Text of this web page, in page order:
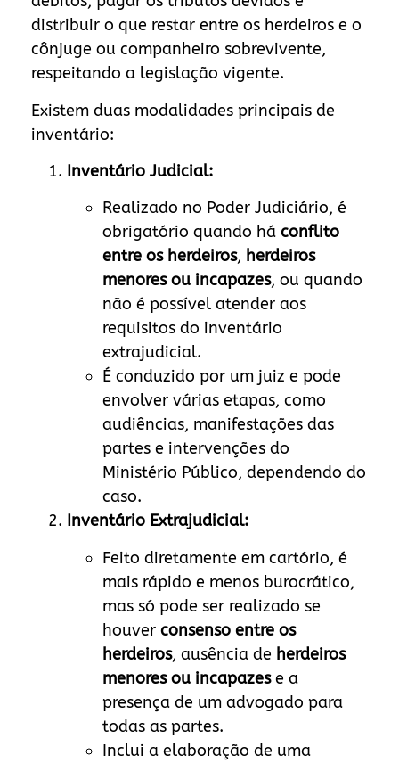
distribuir o que restar entre os herdeiros e o
cônjuge ou companheiro sobrevivente,
respeitando a legislação vigente.
Existem duas modalidades principais de
inventário:
Inventário Judicial:
Realizado no Poder Judiciário, é
obrigatório quando há conflito
entre os herdeiros, herdeiros
menores ou incapazes, ou quando
não é possível atender aos
requisitos do inventário
extrajudicial.
É conduzido por um juiz e pode
envolver várias etapas, como
audiências, manifestações das
partes e intervenções do
Ministério Público, dependendo do
caso.
Inventário Extrajudicial:
Feito diretamente em cartório, é
mais rápido e menos burocrático,
mas só pode ser realizado se
houver consenso entre os
herdeiros, ausência de herdeiros
menores ou incapazese a
presença de um advogado para
todas as partes.
Inclui a elaboração de uma